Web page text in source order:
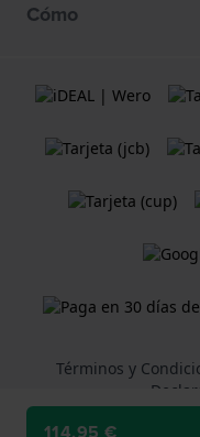
114,95 €
Cómo
Términos y